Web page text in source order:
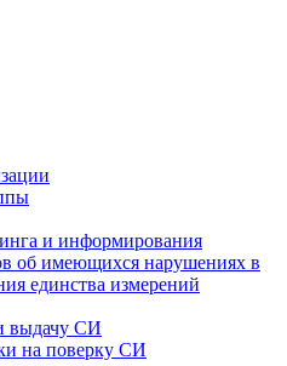
и информирования
об имеющихся нарушениях в
единства измерений
выдачу СИ
на поверку СИ